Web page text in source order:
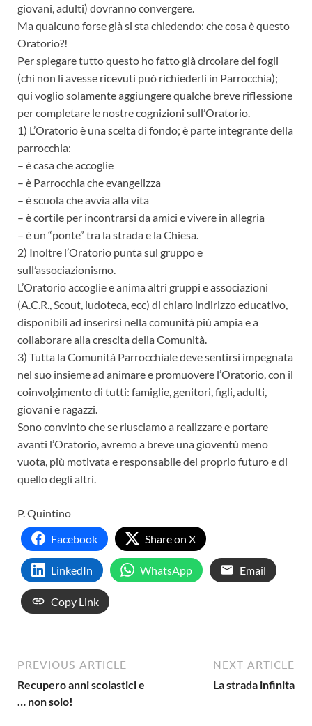
giovani, adulti) dovranno convergere.
Ma qualcuno forse già si sta chiedendo: che cosa è questo
Oratorio?!
Per spiegare tutto questo ho fatto già circolare dei fogli
(chi non li avesse ricevuti può richiederli in Parrocchia);
qui voglio solamente aggiungere qualche breve riflessione
per completare le nostre cognizioni sull’Oratorio.
1) L’Oratorio è una scelta di fondo; è parte integrante della
parrocchia:
– è casa che accoglie
– è Parrocchia che evangelizza
– è scuola che avvia alla vita
– è cortile per incontrarsi da amici e vivere in allegria
– è un “ponte” tra la strada e la Chiesa.
2) Inoltre l’Oratorio punta sul gruppo e
sull’associazionismo.
L’Oratorio accoglie e anima altri gruppi e associazioni
(A.C.R., Scout, ludoteca, ecc) di chiaro indirizzo educativo,
disponibili ad inserirsi nella comunità più ampia e a
collaborare alla crescita della Comunità.
3) Tutta la Comunità Parrocchiale deve sentirsi impegnata
nel suo insieme ad animare e promuovere l’Oratorio, con il
coinvolgimento di tutti: famiglie, genitori, figli, adulti,
giovani e ragazzi.
Sono convinto che se riusciamo a realizzare e portare
avanti l’Oratorio, avremo a breve una gioventù meno
vuota, più motivata e responsabile del proprio futuro e di
quello degli altri.
P. Quintino
Facebook
Share on X
LinkedIn WhatsApp Email
Copy Link
PREVIOUS ARTICLE
Recupero anni scolastici e
… non solo!
NEXT ARTICLE
La strada infinita